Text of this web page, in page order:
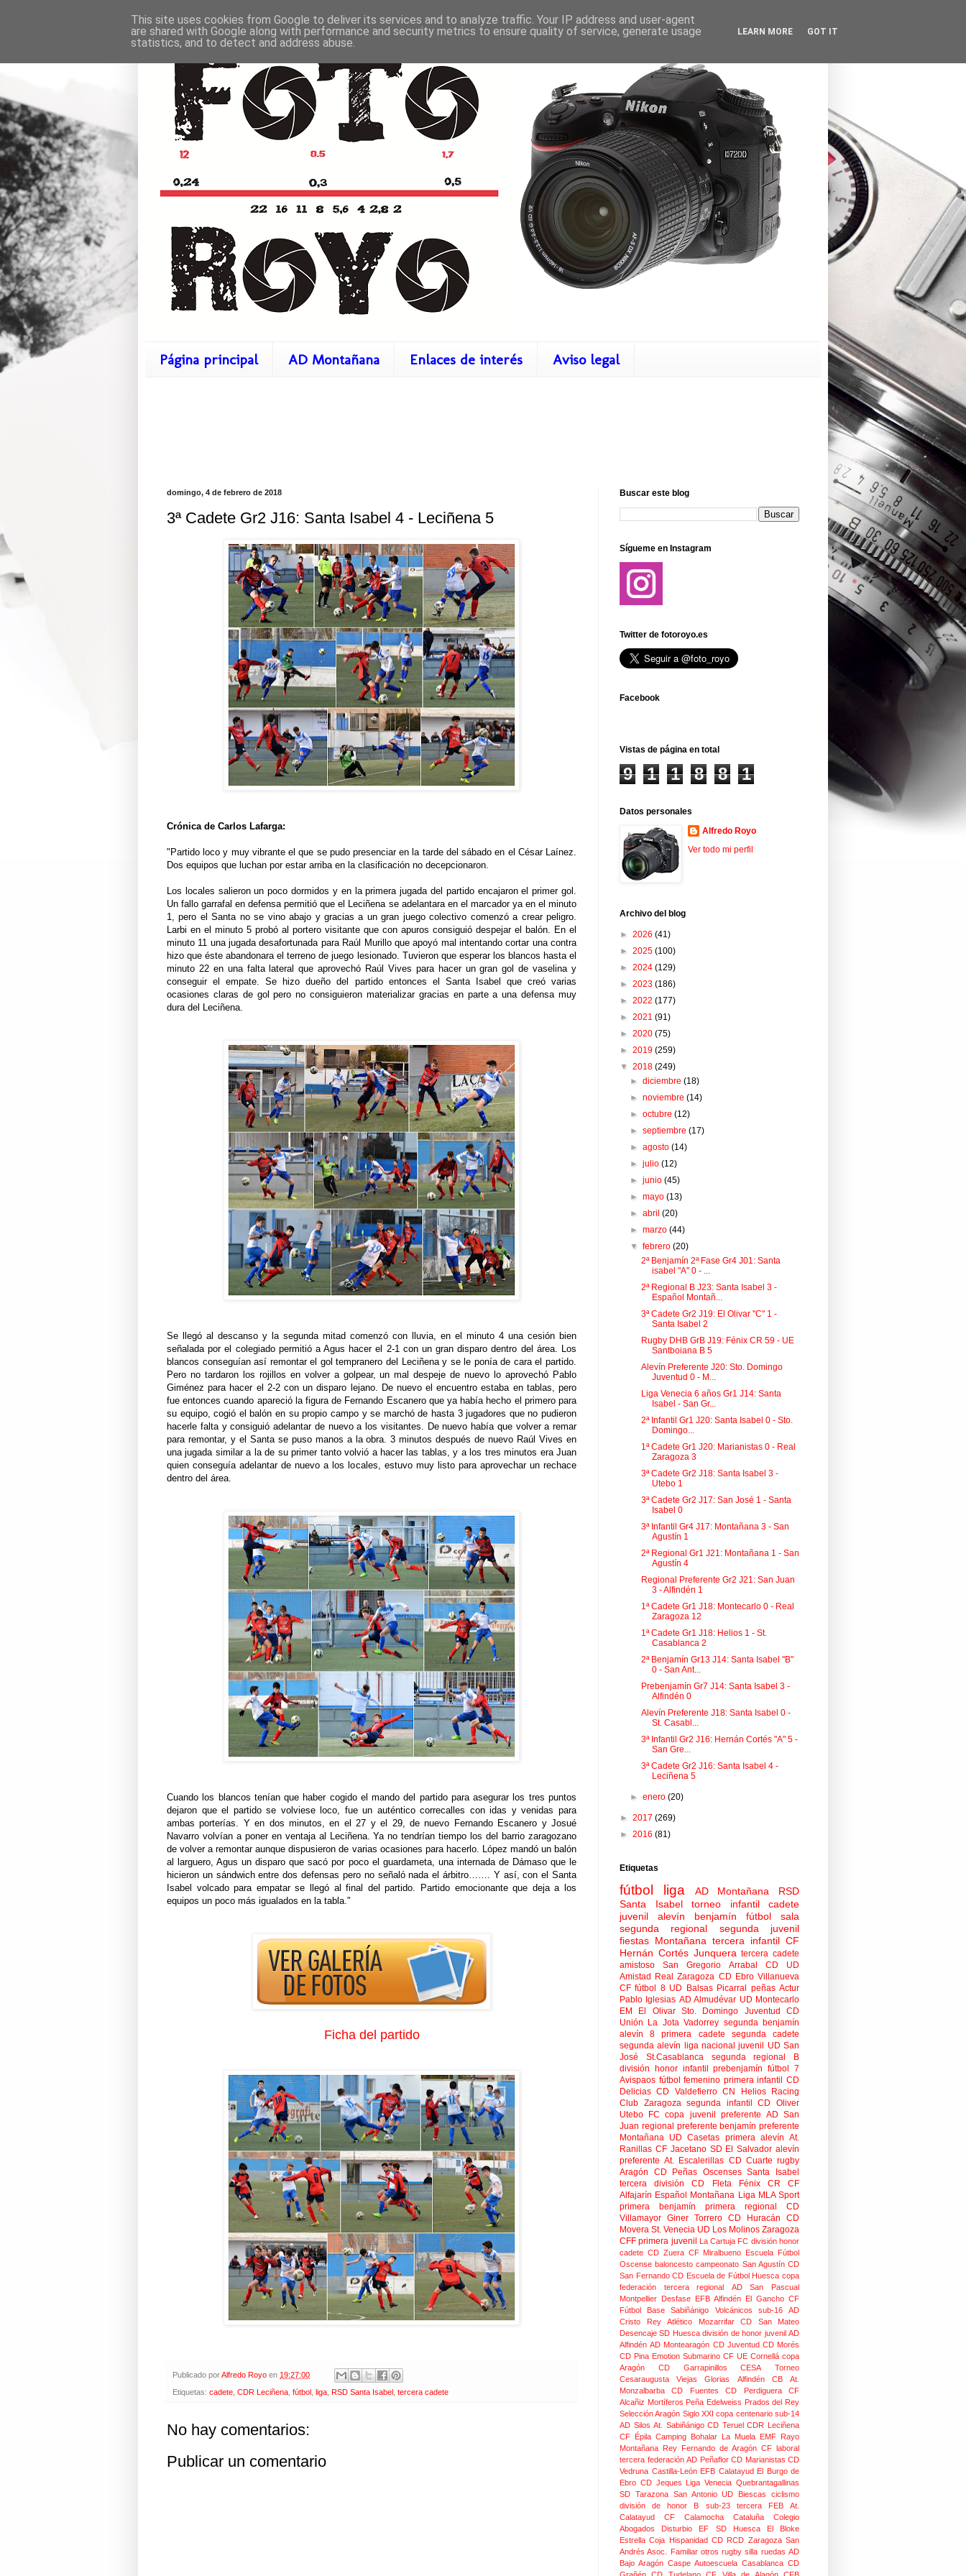
Página principal AD Montañana Enlaces de interés Aviso legal
domingo, 4 de febrero de 2018
3ª Cadete Gr2 J16: Santa Isabel 4 - Leciñena 5
Crónica de Carlos Lafarga:
"Partido loco y muy vibrante el que se pudo presenciar en la tarde del sábado en el César Laínez.
Dos equipos que luchan por estar arriba en la clasificación no decepcionaron.
Los locales salieron un poco dormidos y en la primera jugada del partido encajaron el primer gol.
Un fallo garrafal en defensa permitió que el Leciñena se adelantara en el marcador ya en el minuto
1, pero el Santa no se vino abajo y gracias a un gran juego colectivo comenzó a crear peligro.
Larbi en el minuto 5 probó al portero visitante que con apuros consiguió despejar el balón. En el
minuto 11 una jugada desafortunada para Raúl Murillo que apoyó mal intentando cortar una contra
hizo que éste abandonara el terreno de juego lesionado. Tuvieron que esperar los blancos hasta el
minuto 22 en una falta lateral que aprovechó Raúl Vives para hacer un gran gol de vaselina y
conseguir el empate. Se hizo dueño del partido entonces el Santa Isabel que creó varias
ocasiones claras de gol pero no consiguieron materializar gracias en parte a una defensa muy
dura del Leciñena.
Se llegó al descanso y la segunda mitad comenzó con lluvia, en el minuto 4 una cesión bien
señalada por el colegiado permitió a Agus hacer el 2-1 con un gran disparo dentro del área. Los
blancos conseguían así remontar el gol tempranero del Leciñena y se le ponía de cara el partido.
Pero no tardaron los rojillos en volver a golpear, un mal despeje de nuevo lo aprovechó Pablo
Giménez para hacer el 2-2 con un disparo lejano. De nuevo el encuentro estaba en tablas, pero
fue entonces cuando apareció la figura de Fernando Escanero que ya había hecho el primero para
su equipo, cogió el balón en su propio campo y se marchó de hasta 3 jugadores que no pudieron
hacerle falta y consiguió adelantar de nuevo a los visitantes. De nuevo había que volver a remar
para remontar, y el Santa se puso manos a la obra. 3 minutos después de nuevo Raúl Vives en
una jugada similar a la de su primer tanto volvió a hacer las tablas, y a los tres minutos era Juan
quien conseguía adelantar de nuevo a los locales, estuvo muy listo para aprovechar un rechace
dentro del área.
Cuando los blancos tenían que haber cogido el mando del partido para asegurar los tres puntos
dejaron que el partido se volviese loco, fue un auténtico correcalles con idas y venidas para
ambas porterías. Y en dos minutos, en el 27 y el 29, de nuevo Fernando Escanero y Josué
Navarro volvían a poner en ventaja al Leciñena. Ya no tendrían tiempo los del barrio zaragozano
de volver a remontar aunque dispusieron de varias ocasiones para hacerlo. López mandó un balón
al larguero, Agus un disparo que sacó por poco el guardameta, una internada de Dámaso que le
hicieron un sándwich entre dos defensas pero no señaló nada el árbitro……. Y así, con el Santa
Isabel volcado para empatar se llegó al final del partido. Partido emocionante que deja a los
equipos un poco más igualados en la tabla."
Ficha del partido
Publicado porAlfredo Royo en 19:27:00
Etiquetas: cadete CDR Leciñena fútbol liga RSD Santa Isabel tercera cadete
No hay comentarios:
Publicar un comentario
Buscar este blog
Sígueme en Instagram
Twitter de fotoroyo.es
Facebook
Vistas de página en total
9 1 1 8 8 1
Datos personales
Alfredo Royo
Ver todo mi perfil
Archivo del blog
► 2026 (41)
► 2025 (100)
► 2024 (129)
► 2023 (186)
► 2022 (177)
► 2021 (91)
► 2020 (75)
► 2019 (259)
▼ 2018 (249)
►diciembre(18)
►noviembre(14)
►octubre(12)
►septiembre(17)
►agosto(14)
►julio(12)
►junio(45)
►mayo(13)
►abril(20)
►marzo(44)
▼febrero(20)
2ª Benjamín 2ª Fase Gr4 J01: Santa
isabel "A" 0 - ...
2ª Regional B J23: Santa Isabel 3 -
Español Montañ...
3ª Cadete Gr2 J19: El Olivar "C" 1 -
Santa Isabel 2
Rugby DHB GrB J19: Fénix CR 59 - UE
Santboiana B 5
Alevín Preferente J20: Sto. Domingo
Juventud 0 - M...
Liga Venecia 6 años Gr1 J14: Santa
Isabel - San Gr...
2ª Infantil Gr1 J20: Santa Isabel 0 - Sto.
Domingo...
1ª Cadete Gr1 J20: Marianistas 0 - Real
Zaragoza 3
3ª Cadete Gr2 J18: Santa Isabel 3 -
Utebo 1
3ª Cadete Gr2 J17: San José 1 - Santa
Isabel 0
3ª Infantil Gr4 J17: Montañana 3 - San
Agustín 1
2ª Regional Gr1 J21: Montañana 1 - San
Agustín 4
Regional Preferente Gr2 J21: San Juan
3 - Alfindén 1
1ª Cadete Gr1 J18: Montecarlo 0 - Real
Zaragoza 12
1ª Cadete Gr1 J18: Helios 1 - St.
Casablanca 2
2ª Benjamín Gr13 J14: Santa Isabel "B"
0 - San Ant...
Prebenjamín Gr7 J14: Santa Isabel 3 -
Alfindén 0
Alevín Preferente J18: Santa Isabel 0 -
St. Casabl...
3ª Infantil Gr2 J16: Hernán Cortés "A" 5 -
San Gre...
3ª Cadete Gr2 J16: Santa Isabel 4 -
Leciñena 5
►enero(20)
► 2017 (269)
► 2016 (81)
Etiquetas
fútbol liga AD Montañana
RSD
Santa Isabel
torneo infantil
cadete
juvenil
alevín benjamín
fútbol sala
segunda regional
segunda juvenil
fiestas Montañana tercera infantil CF
Hernán Cortés Junquera tercera cadete
amistoso
San Gregorio Arrabal CD
UD
Amistad
Real Zaragoza CD Ebro Villanueva
CF fútbol 8 UD Balsas Picarral peñas Actur
Pablo Iglesias AD Almudévar UD Montecarlo
EM El Olivar Sto. Domingo Juventud
CD
Unión La Jota Vadorrey segunda benjamín
alevín 8
primera cadete
segunda cadete
segunda alevín
liga nacional juvenil
UD San
José
St.Casablanca
segunda regional B
división honor infantil
prebenjamín fútbol 7
Avispaos fútbol femenino primera infantil
CD
Delicias CD Valdefierro CN Helios
Racing
Club Zaragoza segunda infantil
CD Oliver
Utebo FC copa juvenil preferente AD San
Juan regional preferente benjamín preferente
Montañana UD Casetas primera alevín At.
Ranillas CF Jacetano SD El Salvador alevín
preferente At. Escalerillas CD Cuarte rugby
Aragón
CD Peñas Oscenses Santa Isabel
tercera división
CD Fleta Fénix CR
CF
Alfajarín Español Montañana Liga MLA Sport
primera benjamín
primera regional
CD
Villamayor Giner Torrero CD Huracán
CD
Movera St. Venecia UD Los Molinos Zaragoza
CFF primera juvenil La Cartuja FC división honor
cadete CD Zuera CF Miralbueno Escuela Fútbol
Oscense baloncesto campeonato San Agustín CD
San Fernando CD Escuela de Fútbol Huesca copa
federación
tercera regional
AD San Pascual
Montpellier Desfase EFB Alfindén El Gancho CF
Fútbol Base Sabiñánigo
Volcánicos sub-16
AD
Cristo Rey
Atlético Mozarrifar
CD San Mateo
Desencaje SD Huesca división de honor juvenil AD
Alfindén AD Montearagón CD Juventud CD Morés
CD Pina Emotion Submarino CF UE Cornellá copa
Aragón
CD Garrapinillos CESA
Torneo
Cesaraugusta
Viejas Glorias Alfindén CB
At.
Monzalbarba
CD Fuentes CD Perdiguera
CF
Alcañiz Mortíferos Peña Edelweiss Prados del Rey
Selección Aragón Siglo XXI copa centenario sub-14
AD Silos At. Sabiñánigo CD Teruel CDR Leciñena
CF Épila Camping Bohalar La Muela EMF Rayo
Montañana Rey Fernando de Aragón CF laboral
tercera federación AD Peñaflor CD Marianistas CD
Vedruna Castilla-León EFB Calatayud El Burgo de
Ebro CD Jeques Liga Venecia Quebrantagallinas
SD Tarazona San Antonio UD Biescas
ciclismo
división de honor B
sub-23 tercera FEB
At.
Calatayud
CF Calamocha Cataluña
Colegio
Abogados
Disturbio EF SD Huesca
El Bloke
Estrella Coja Hispanidad CD RCD Zaragoza San
Andrés Asoc. Familiar otros rugby silla ruedas AD
Bajo Aragón Caspe Autoescuela Casablanca CD
This site uses cookies from Google to deliver its services and to analyze traffic. Your IP address and user-agent
are shared with Google along with performance and security metrics to ensure quality of service, generate usage
statistics, and to detect and address abuse.
LEARN MORE GOT IT